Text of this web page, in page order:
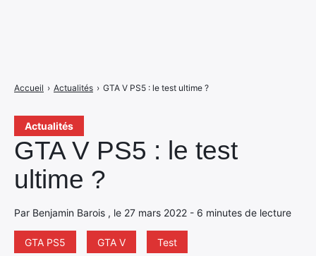
Actualités
GTA V PS5 : le test
ultime ?
Par Benjamin Barois , le 27 mars 2022 - 6 minutes de lecture
GTA PS5 GTA V Test
Accueil › Actualités › GTA V PS5 : le test ultime ?